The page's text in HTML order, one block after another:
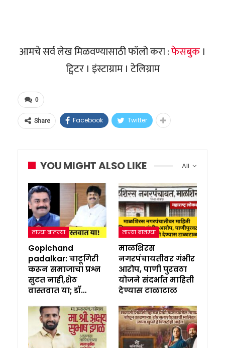
आमचे सर्व लेख मिळवण्यासाठी फॉलो करा :फेसबुक ।
ट्विटर । इंस्टाग्राम । टेलिग्राम
0
Share Facebook Twitter
All
YOU MIGHT ALSO LIKE
ताज्या बातम्या
Gopichand
padalkar: चाटूगिरी
करून समाजाचा प्रश्न
सुटत नाही,शेठ
वास्तवात या; डॉ…
ताज्या बातम्या
माळशिरस
नगरपंचायतीवर गंभीर
आरोप, पाणी पुरवठा
योजने संदर्भात माहिती
देण्यास टाळाटाळ